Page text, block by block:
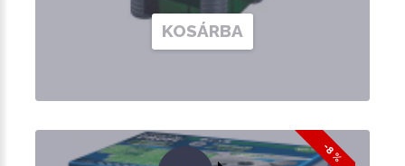
KOSÁRBA
-8 %